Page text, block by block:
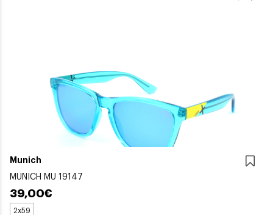
Munich
MUNICH MU 19147
39,00€
2x59